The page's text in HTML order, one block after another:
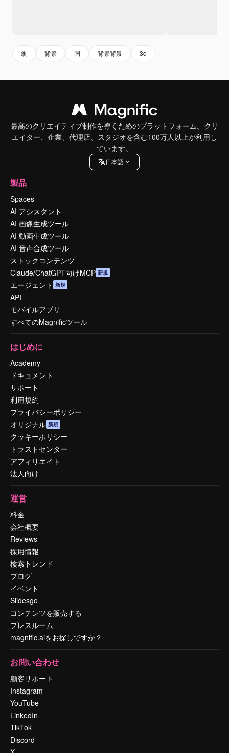
旗 背景 国 背景背景 3d
最高のクリエイティブ制作を導くためのプラットフォーム。クリ
エイター、企業、代理店、スタジオを含む100万人以上が利用し
ています。
日本語
製品
Spaces
AI アシスタント
AI 画像生成ツール
AI 動画生成ツール
AI 音声合成ツール
ストックコンテンツ
Claude/ChatGPT向けMCP 新規
エージェント 新規
API
モバイルアプリ
すべてのMagnificツール
はじめに
Academy
ドキュメント
サポート
利用規約
プライバシーポリシー
オリジナル 新規
クッキーポリシー
トラストセンター
アフィリエイト
法人向け
運営
料金
会社概要
Reviews
採用情報
検索トレンド
ブログ
イベント
Slidesgo
コンテンツを販売する
プレスルーム
magnific.aiをお探しですか？
お問い合わせ
顧客サポート
Instagram
YouTube
LinkedIn
TikTok
Discord